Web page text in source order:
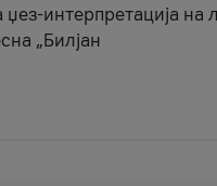
интерпретација на
„Билјан